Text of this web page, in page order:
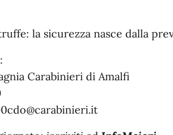
la sicurezza nasce dalla
Carabinieri di Amalfi